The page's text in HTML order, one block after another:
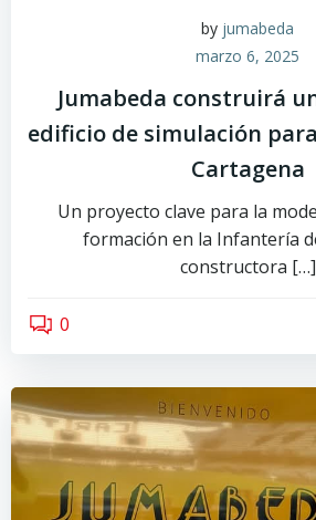
by jumabeda
marzo 6, 2025
Jumabeda construirá
edificio de simulación
Cartagena
Un proyecto clave para la
formación en la Infantería
constructora […]
0